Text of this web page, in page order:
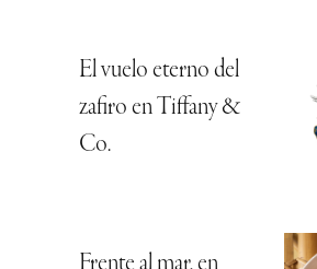
El vuelo eterno del
zafiro en Tiffany &
Co.